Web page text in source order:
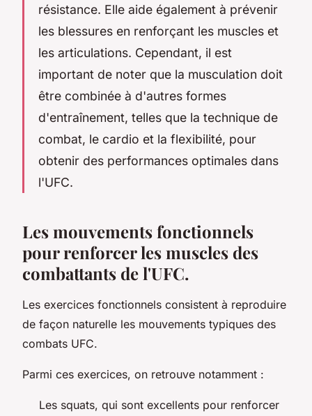
résistance. Elle aide également à prévenir
les blessures en renforçant les muscles et
les articulations. Cependant, il est
important de noter que la musculation doit
être combinée à d'autres formes
d'entraînement, telles que la technique de
combat, le cardio et la flexibilité, pour
obtenir des performances optimales dans
l'UFC.
Les mouvements fonctionnels
pour renforcer les muscles des
combattants de l'UFC.
Les exercices fonctionnels consistent à reproduire
de façon naturelle les mouvements typiques des
combats UFC.
Parmi ces exercices, on retrouve notamment :
Les squats, qui sont excellents pour renforcer